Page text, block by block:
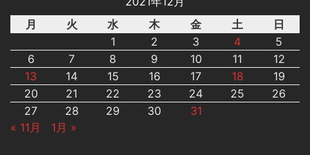
月
火 水 木 金 土
日
1
2 3 4
5
6
7 8 9 10 11
12
13
14 15 16 17 18
19
20
21 22 23 24 25
26
27
28 29 30
31
« 11月
1月 »